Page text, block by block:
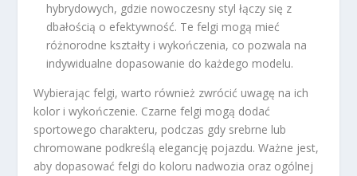
hybrydowych, gdzie nowoczesny styl łączy się z
dbałością o efektywność. Te felgi mogą mieć
różnorodne kształty i wykończenia, co pozwala na
indywidualne dopasowanie do każdego modelu.
Wybierając felgi, warto również zwrócić uwagę na ich
kolor i wykończenie. Czarne felgi mogą dodać
sportowego charakteru, podczas gdy srebrne lub
chromowane podkreślą elegancję pojazdu. Ważne jest,
aby dopasować felgi do koloru nadwozia oraz ogólnej